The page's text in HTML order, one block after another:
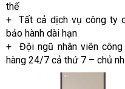
thế
+ Tất cả dịch vụ công ty
bảo hành dài hạn
+ Đội ngũ nhân viên
hàng 24/7 cả thứ 7 – chủ